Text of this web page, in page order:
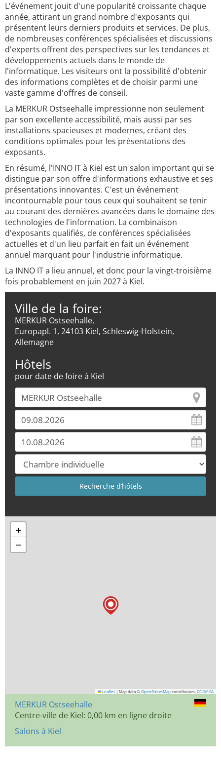
L'événement jouit d'une popularité croissante chaque
année, attirant un grand nombre d'exposants qui
présentent leurs derniers produits et services. De plus,
de nombreuses conférences spécialisées et discussions
d'experts offrent des perspectives sur les tendances et
développements actuels dans le monde de
l'informatique. Les visiteurs ont la possibilité d'obtenir
des informations complètes et de choisir parmi une
vaste gamme d'offres de conseil.
La MERKUR Ostseehalle impressionne non seulement
par son excellente accessibilité, mais aussi par ses
installations spacieuses et modernes, créant des
conditions optimales pour les présentations des
exposants.
En résumé, l'INNO IT à Kiel est un salon important qui se
distingue par son offre d'informations exhaustive et ses
présentations innovantes. C'est un événement
incontournable pour tous ceux qui souhaitent se tenir
au courant des dernières avancées dans le domaine des
technologies de l'information. La combinaison
d'exposants qualifiés, de conférences spécialisées
actuelles et d'un lieu parfait en fait un événement
annuel marquant pour l'industrie informatique.
La INNO IT a lieu annuel, et donc pour la vingt-troisième
fois probablement en juin 2027 à Kiel.
Ville de la foire:
MERKUR Ostseehalle,
Europapl. 1, 24103 Kiel, Schleswig-Holstein,
Allemagne
Hôtels
pour date de foire à Kiel
+
−
Leaflet | Map data © OpenStreetMap contributors, CC-BY-SA
MERKUR Ostseehalle
Centre-ville de Kiel: 0,00 km en ligne droite
Salons à Kiel